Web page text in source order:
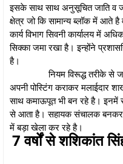
इसके साथ साथ अनुसूचित जाति व
क्षेत्र जो कि सामान्य ब्लॉक में आते है
कार्य विभाग सिवनी कार्यालय में
सिक्का जमा रखा है। इन्होंने
है।
नियम विरूद्ध तरीके से
अपनी पोस्टिंग कराकर मलाईदार
साथ कमाऊपूत भी बन रहे है। इनमें
से आता है। सहायक संचालक बनकर
में बड़ा खेला कर रहे है।
7 वर्षों से शशिकांत